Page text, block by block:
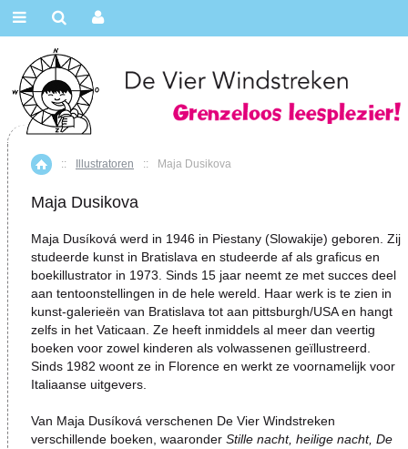
Home
:: Illustratoren :: Maja Dusikova
Maja Dusikova
Maja Dusíková werd in 1946 in Piestany (Slowakije) geboren. Zij
studeerde kunst in Bratislava en studeerde af als graficus en
boekillustrator in 1973. Sinds 15 jaar neemt ze met succes deel
aan tentoonstellingen in de hele wereld. Haar werk is te zien in
kunst-galerieën van Bratislava tot aan pittsburgh/USA en hangt
zelfs in het Vaticaan. Ze heeft inmiddels al meer dan veertig
boeken voor zowel kinderen als volwassenen geïllustreerd.
Sinds 1982 woont ze in Florence en werkt ze voornamelijk voor
Italiaanse uitgevers.
Van Maja Dusíková verschenen De Vier Windstreken
verschillende boeken, waaronder Stille nacht, heilige nacht, De